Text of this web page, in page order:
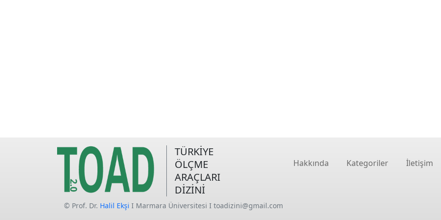
TÜRKİYE
ÖLÇME
ARAÇLARI
DİZİNİ
Hakkında Kategoriler İletişim
© Prof. Dr. Halil Ekşi I Marmara Üniversitesi I toadizini@gmail.com